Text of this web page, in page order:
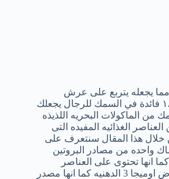
مما يجعله يتربع على عرش
الأطعمة المفيدة للرجال . ١٨ فائدة في السمك للرجال يجعلك
من الماكولات البحريه اللذيذه
الغذائيه المفيده التى
هذا المقال سنتعرف على
واحده من مصادر البروتين
انها تحتوى على العناصر
الغذائيه الاساسيه مثل احماض اوميجا 3 الدهنيه كما انها مصدر